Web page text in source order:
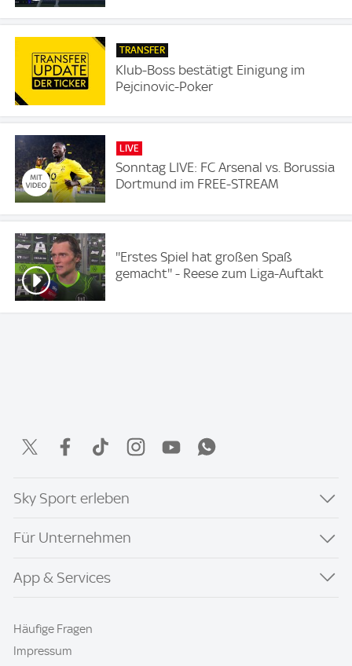
TRANSFER
Klub-Boss bestätigt Einigung im
Pejcinovic-Poker
LIVE
Sonntag LIVE: FC Arsenal vs. Borussia
Dortmund im FREE-STREAM
''Erstes Spiel hat großen Spaß
gemacht'' - Reese zum Liga-Auftakt
Sky Sport erleben
Für Unternehmen
App & Services
Häufige Fragen
Impressum